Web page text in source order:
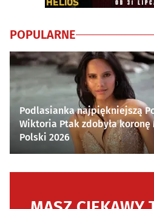
POPULARNE
Podlasianka najpiękniejszą
Wiktoria Ptak zdobyła koronę
Polski 2026